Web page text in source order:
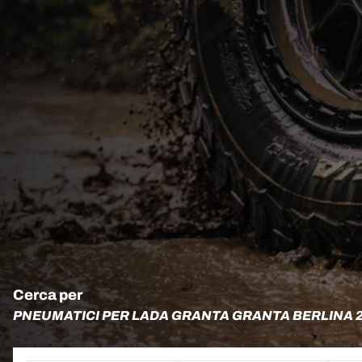
Cerca per
PNEUMATICI PER LADA GRANTA GRANTA BERLINA